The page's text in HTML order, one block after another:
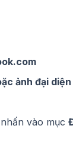
ảnh đại diện
vào mục